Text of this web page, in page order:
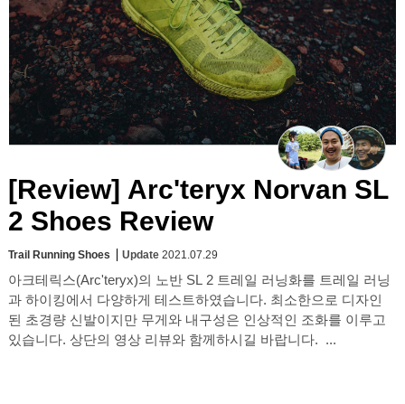
[Review] Arc'teryx Norvan SL
2 Shoes Review
Trail Running Shoes Update 2021.07.29
아크테릭스(Arc'teryx)의 노반 SL 2 트레일 러닝화를 트레일 러닝
과 하이킹에서 다양하게 테스트하였습니다. 최소한으로 디자인
된 초경량 신발이지만 무게와 내구성은 인상적인 조화를 이루고
있습니다. 상단의 영상 리뷰와 함께하시길 바랍니다. ...